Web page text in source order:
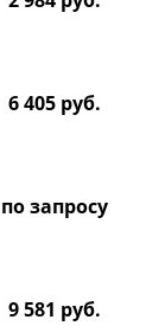
6 405 руб.
по запросу
9 581 руб.